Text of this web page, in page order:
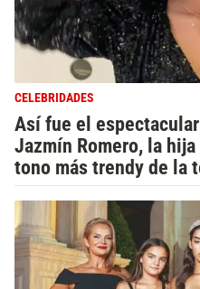
CELEBRIDADES
Así fue el
Jazmín Romero, la
tono más trendy de la